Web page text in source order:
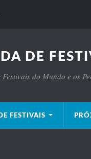
DE
do Mundo e os
FESTIVAIS